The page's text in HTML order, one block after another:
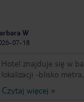
W
07-18
Hotel znajduje się w
lokalizacji -blisko
Do centrum na pieszo
daleko. Apartament
Czytaj więcej »